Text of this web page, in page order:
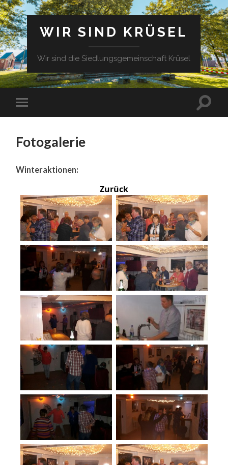
WIR SIND KRÜSEL
Wir sind die Siedlungsgemeinschaft Krüsel
Fotogalerie
Winteraktionen:
Zurück